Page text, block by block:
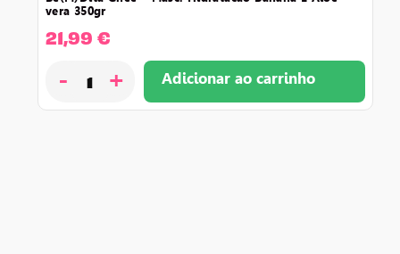
vera 350gr
21,99 €
- + Adicionar ao carrinho